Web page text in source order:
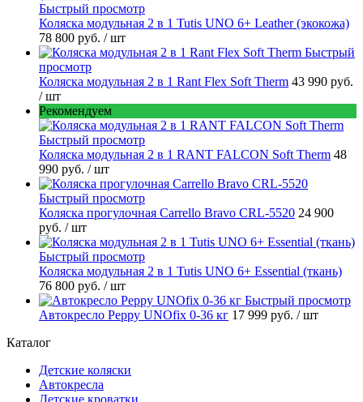
Быстрый просмотр
Коляска модульная 2 в 1 Tutis UNO 6+ Leather (экокожа)
78 800 руб. / шт
Быстрый
просмотр
Коляска модульная 2 в 1 Rant Flex Soft Therm 43 990 руб.
/ шт
Рекомендуем
Быстрый просмотр
Коляска модульная 2 в 1 RANT FALCON Soft Therm 48
990 руб. / шт
Быстрый просмотр
Коляска прогулочная Carrello Bravo CRL-5520 24 900
руб. / шт
Быстрый просмотр
Коляска модульная 2 в 1 Tutis UNO 6+ Essential (ткань)
76 800 руб. / шт
Быстрый просмотр
Автокресло Peppy UNOfix 0-36 кг 17 999 руб. / шт
Каталог
Детские коляски
Автокресла
Детские кроватки